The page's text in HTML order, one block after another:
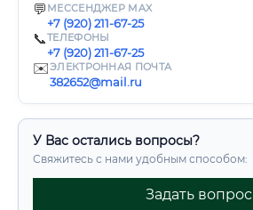
💬 МЕССЕНДЖЕР MAX
+7 (920) 211-67-25
📞ТЕЛЕФОНЫ
+7 (920) 211-67-25
✉️ЭЛЕКТРОННАЯ ПОЧТА
382652@mail.ru
У Вас остались вопросы?
Свяжитесь с нами удобным способом:
Задать вопрос